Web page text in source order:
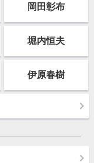
岡田彰布
堀内恒夫
伊原春樹